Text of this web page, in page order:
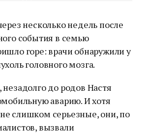
несколько недель после
события в семью
горе: врачи обнаружили у
головного мозга.
незадолго до родов Настя
аварию. И хотя
слишком серьезные, они, по
вызвали